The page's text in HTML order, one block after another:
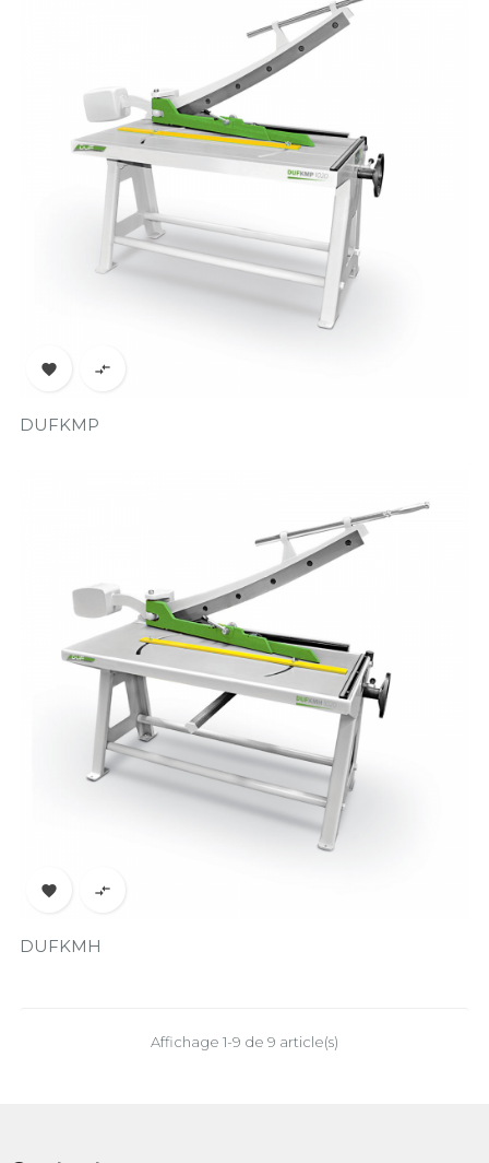
 
DUFKMP
 
DUFKMH
Affichage 1-9 de 9 article(s)